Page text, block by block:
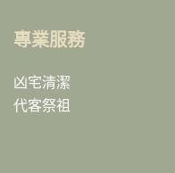
專業服務
凶宅清潔
代客祭祖